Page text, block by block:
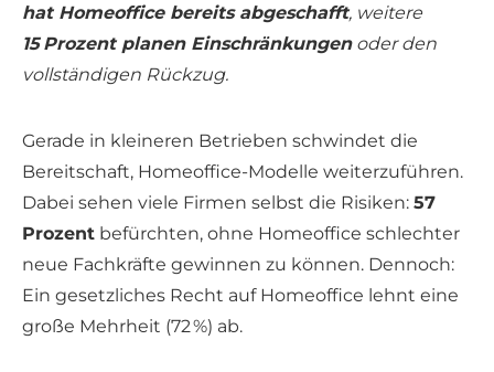
hat Homeoffice bereits abgeschafft, weitere
15 Prozent planen Einschränkungenoder den
vollständigen Rückzug.
Gerade in kleineren Betrieben schwindet die
Bereitschaft, Homeoffice-Modelle weiterzuführen.
Dabei sehen viele Firmen selbst die Risiken: 57
Prozent befürchten, ohne Homeoffice schlechter
neue Fachkräfte gewinnen zu können. Dennoch:
Ein gesetzliches Recht auf Homeoffice lehnt eine
große Mehrheit (72 %) ab.